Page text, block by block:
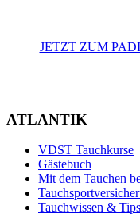
JETZT ZUM
ATLANTIK
VDST Tauchkurse
Gästebuch
Mit dem Tauchen
Tauchwissen & Tips